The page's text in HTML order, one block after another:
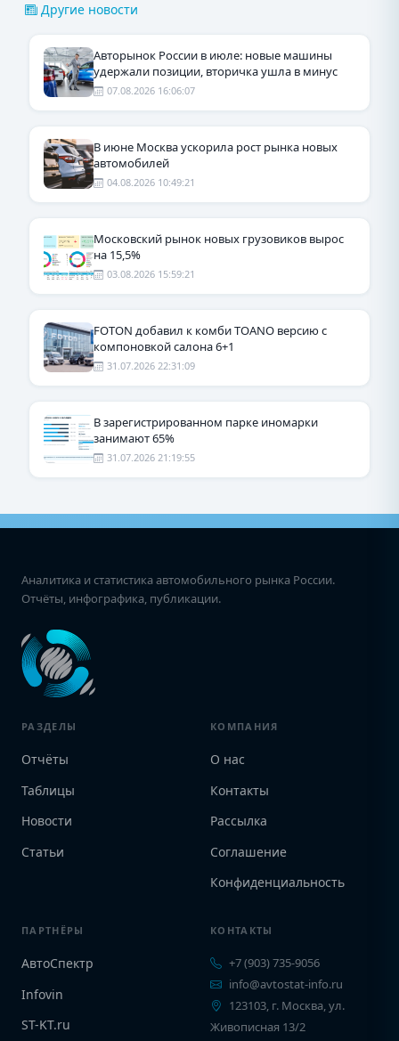
Другие новости
Авторынок России в июле: новые машины
удержали позиции, вторичка ушла в минус
07.08.2026 16:06:07
В июне Москва ускорила рост рынка новых
автомобилей
04.08.2026 10:49:21
Московский рынок новых грузовиков вырос
на 15,5%
03.08.2026 15:59:21
FOTON добавил к комби TOANO версию с
компоновкой салона 6+1
31.07.2026 22:31:09
В зарегистрированном парке иномарки
занимают 65%
31.07.2026 21:19:55
Аналитика и статистика автомобильного рынка России.
Отчёты, инфографика, публикации.
РАЗДЕЛЫ
Отчёты
Таблицы
Новости
Статьи
КОМПАНИЯ
О нас
Контакты
Рассылка
Соглашение
Конфиденциальность
ПАРТНЁРЫ
АвтоСпектр
Infovin
ST-KT.ru
КОНТАКТЫ
+7 (903) 735-9056
info@avtostat-info.ru
123103, г. Москва, ул.
Живописная 13/2